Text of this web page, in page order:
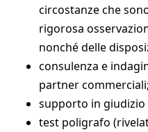
circostanze che
rigorosa
nonché delle
consulenza e
partner commerciali;
supporto in
test poligrafo